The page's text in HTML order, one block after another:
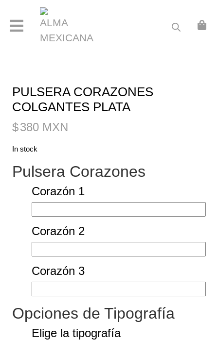
ABOUT
ARRACADAS
GRABADO C
ITALIAN CHARMS
JOYERÍA PERSONALIZADA
PIERCINGS
SIN CATEGORIZAR
MAYOREO
UBICACIONES
PULSERA CORAZONES
COLGANTES PLATA
$380 MXN
In stock
Pulsera Corazones
Corazón 1
Corazón 2
Corazón 3
Opciones de Tipografía
Elige la tipografía